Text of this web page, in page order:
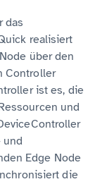
das
realisiert
über den
Controller
ist es, die
und
und
Edge Node
die